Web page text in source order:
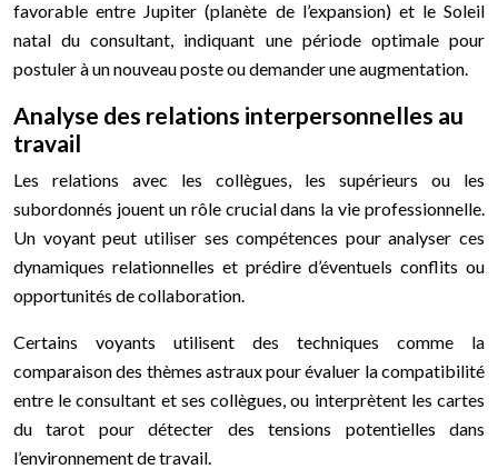
favorable entre Jupiter (planète de l’expansion) et le Soleil
natal du consultant, indiquant une période optimale pour
postuler à un nouveau poste ou demander une augmentation.
Analyse des relations interpersonnelles au
travail
Les relations avec les collègues, les supérieurs ou les
subordonnés jouent un rôle crucial dans la vie professionnelle.
Un voyant peut utiliser ses compétences pour analyser ces
dynamiques relationnelles et prédire d’éventuels conflits ou
opportunités de collaboration.
Certains voyants utilisent des techniques comme la
comparaison des thèmes astraux pour évaluer la compatibilité
entre le consultant et ses collègues, ou interprètent les cartes
du tarot pour détecter des tensions potentielles dans
l’environnement de travail.